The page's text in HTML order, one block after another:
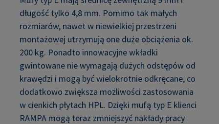
długość tylko 4,8 mm. Pomimo tak małych
rozmiarów, nawet w niewielkiej przestrzeni
montażowej utrzymują one duże obciążenia ok.
200 kg. Ponadto innowacyjne wkładki
gwintowane nie wymagają dużych odstępów od
krawędzi i mogą być wielokrotnie odkręcane, co
dodatkowo zwiększa możliwości zastosowania
w cienkich płytach HPL. Dzięki mufą typ E klienci
RAMPA mogą teraz zmniejszyć nakłady pracy